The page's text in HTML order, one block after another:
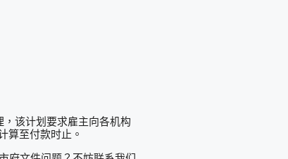
该计划要求雇主向各机构
算至付款时止。